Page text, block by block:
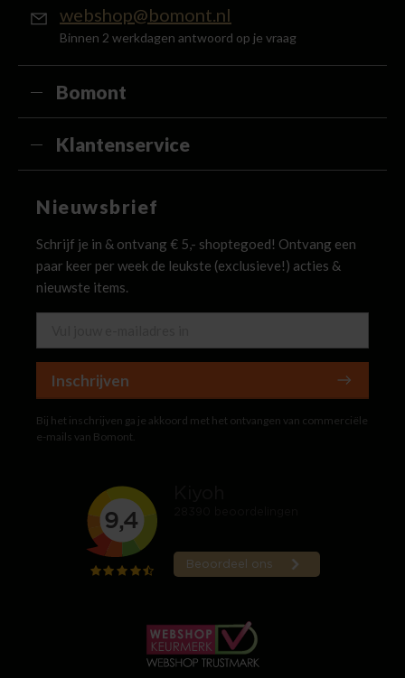
webshop@bomont.nl
Binnen 2 werkdagen antwoord op je vraag
Bomont
Klantenservice
Nieuwsbrief
Schrijf je in & ontvang € 5,- shoptegoed! Ontvang een
paar keer per week de leukste (exclusieve!) acties &
nieuwste items.
Inschrijven
Bij het inschrijven ga je akkoord met het ontvangen van commerciële
e-mails van Bomont.